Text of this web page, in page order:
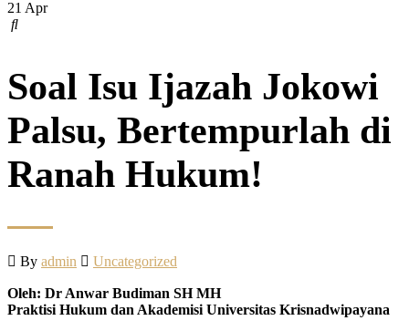
21 Apr
Soal Isu Ijazah Jokowi
Palsu, Bertempurlah di
Ranah Hukum!
By admin Uncategorized
Oleh: Dr Anwar Budiman SH MH
Praktisi Hukum dan Akademisi Universitas Krisnadwipayana